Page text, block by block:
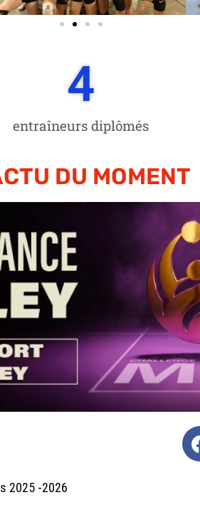
entraîneurs diplômés
4
DU MOMENT
2025 -2026